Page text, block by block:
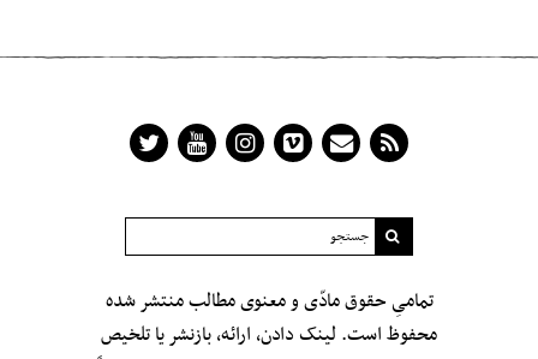
تمامیِ حقوق مادّی و معنوی مطالب منتشر شده
محفوظ است. لینک دادن، ارائه، بازنشر یا تلخیص